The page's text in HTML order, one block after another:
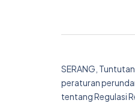
SERANG,
peraturan
tentang Regulasi